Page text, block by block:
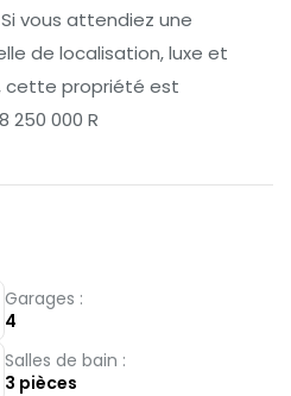
vous attendiez une
de localisation, luxe et
cette propriété est
250 000 R
Garages :
4
Salles de bain :
3 pièces